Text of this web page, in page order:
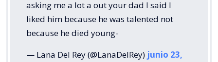
asking me a lot a out your dad I said I
liked him because he was talented not
because he died young-
— Lana Del Rey (@LanaDelRey) junio 23,